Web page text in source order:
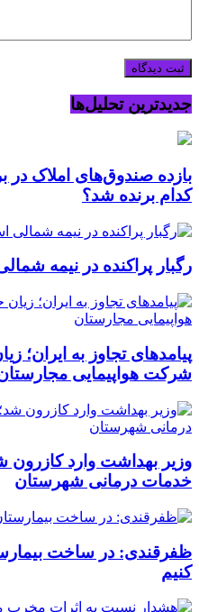
جدیدترین تحلیل‌ها
بازده صندوق‌های املاک
کدام برنده شد؟
رگبار پراکنده در نیمه
شرکت هواپیمایی
وزیر بهداشت وارد
خدمات درمانی شهرستان
ظفرقندی: در ساخت
کنیم